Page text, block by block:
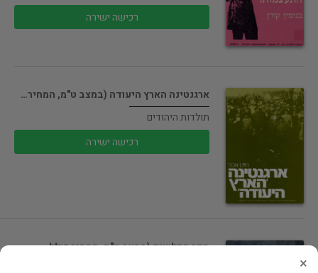
רכישה ישירה
ארגנטינה הארץ היעודה (במצב ט"מ, המחיר…
תולדות היהודים
רכישה ישירה
ספר הפלשים (במצב ט"מ, המחיר כולל…
×